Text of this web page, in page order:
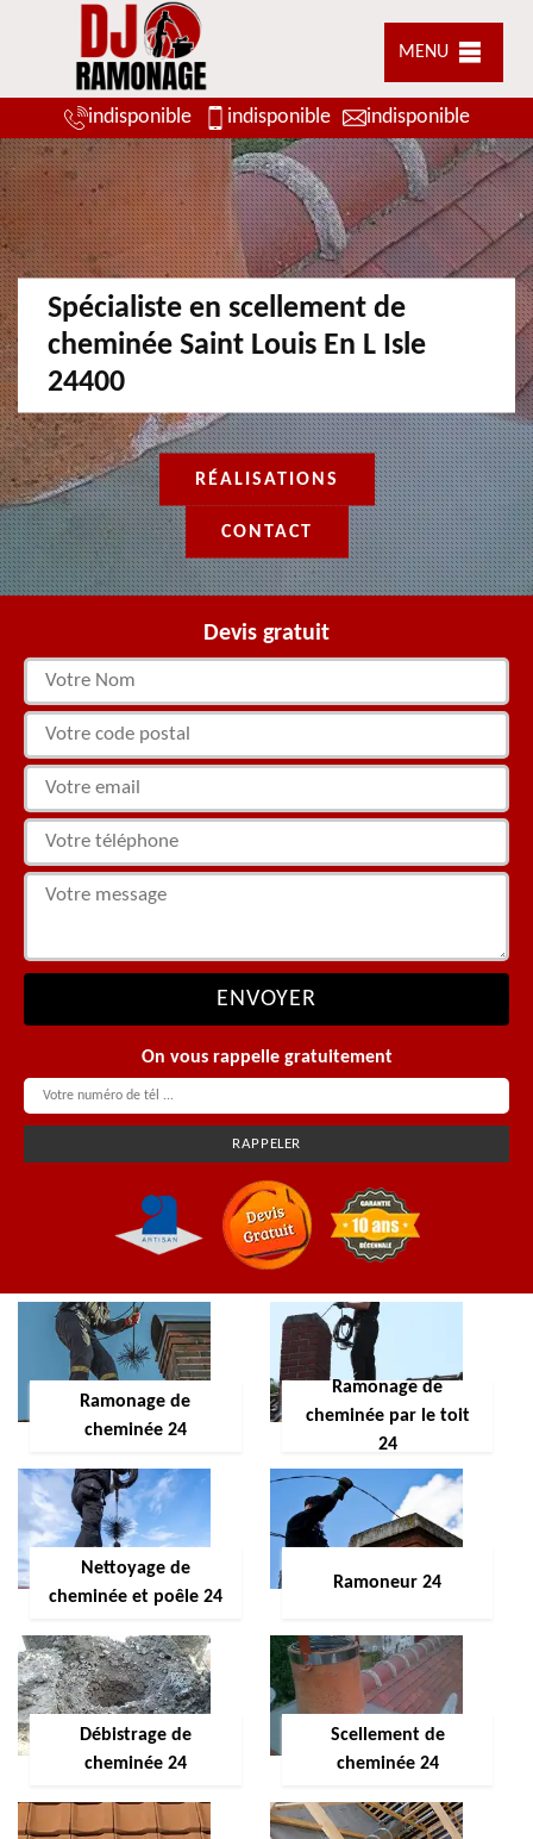
MENU
indisponible indisponible indisponible
Spécialiste en scellement de
cheminée Saint Louis En L Isle
24400
RÉALISATIONS
CONTACT
Devis gratuit
On vous rappelle gratuitement
Ramonage de
cheminée 24
Ramonage de
cheminée par le toit
24
Nettoyage de
cheminée et poêle 24
Ramoneur 24
Débistrage de
cheminée 24
Scellement de
cheminée 24